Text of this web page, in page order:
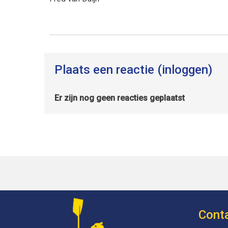
Plaats een reactie (inloggen)
Er zijn nog geen reacties geplaatst